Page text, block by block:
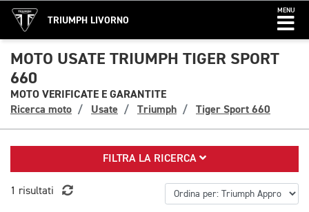
TRIUMPH LIVORNO
MENU
MOTO USATE TRIUMPH TIGER SPORT
660
MOTO VERIFICATE E GARANTITE
Ricerca moto
Usate Triumph Tiger Sport 660
FILTRA LA RICERCA
1 risultati